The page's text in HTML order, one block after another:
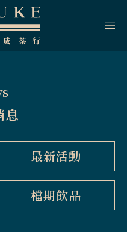
息
最新活動
檔期飲品